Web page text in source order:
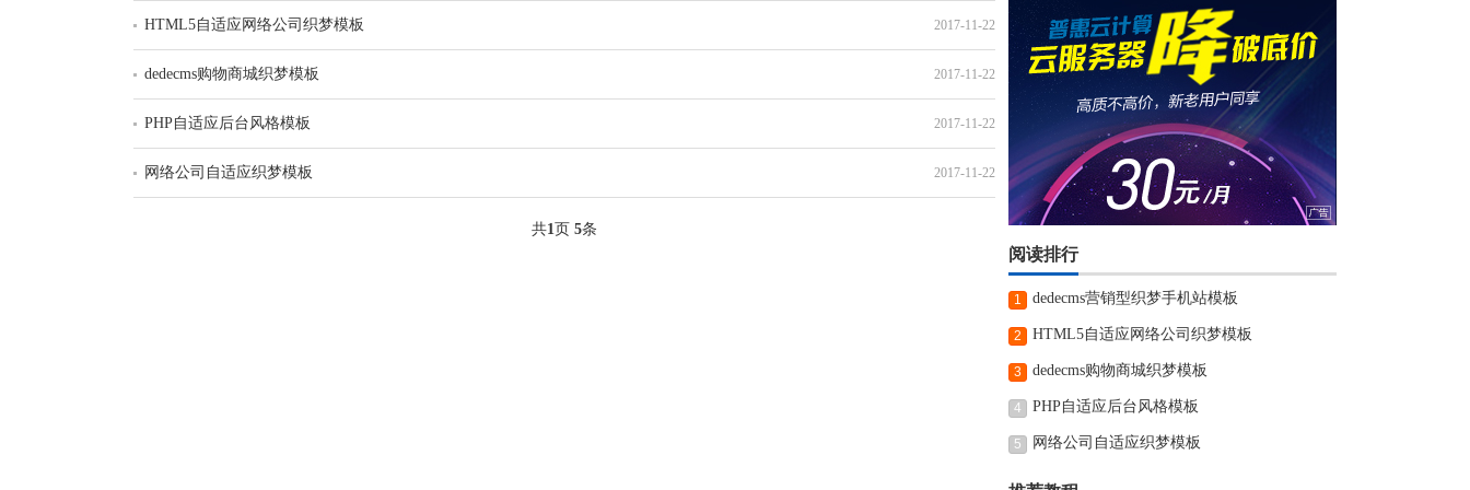
2017-11-22
HTML5自适应网络公司织梦模板
2017-11-22
dedecms购物商城织梦模板
2017-11-22
PHP自适应后台风格模板
2017-11-22
网络公司自适应织梦模板
共1页 5条
阅读排行
1 dedecms营销型织梦手机站模板
2 HTML5自适应网络公司织梦模板
3 dedecms购物商城织梦模板
4 PHP自适应后台风格模板
5 网络公司自适应织梦模板